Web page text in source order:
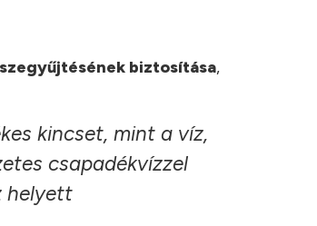
biztosítása,
kincset, mint a víz,
csapadékvízzel
helyett